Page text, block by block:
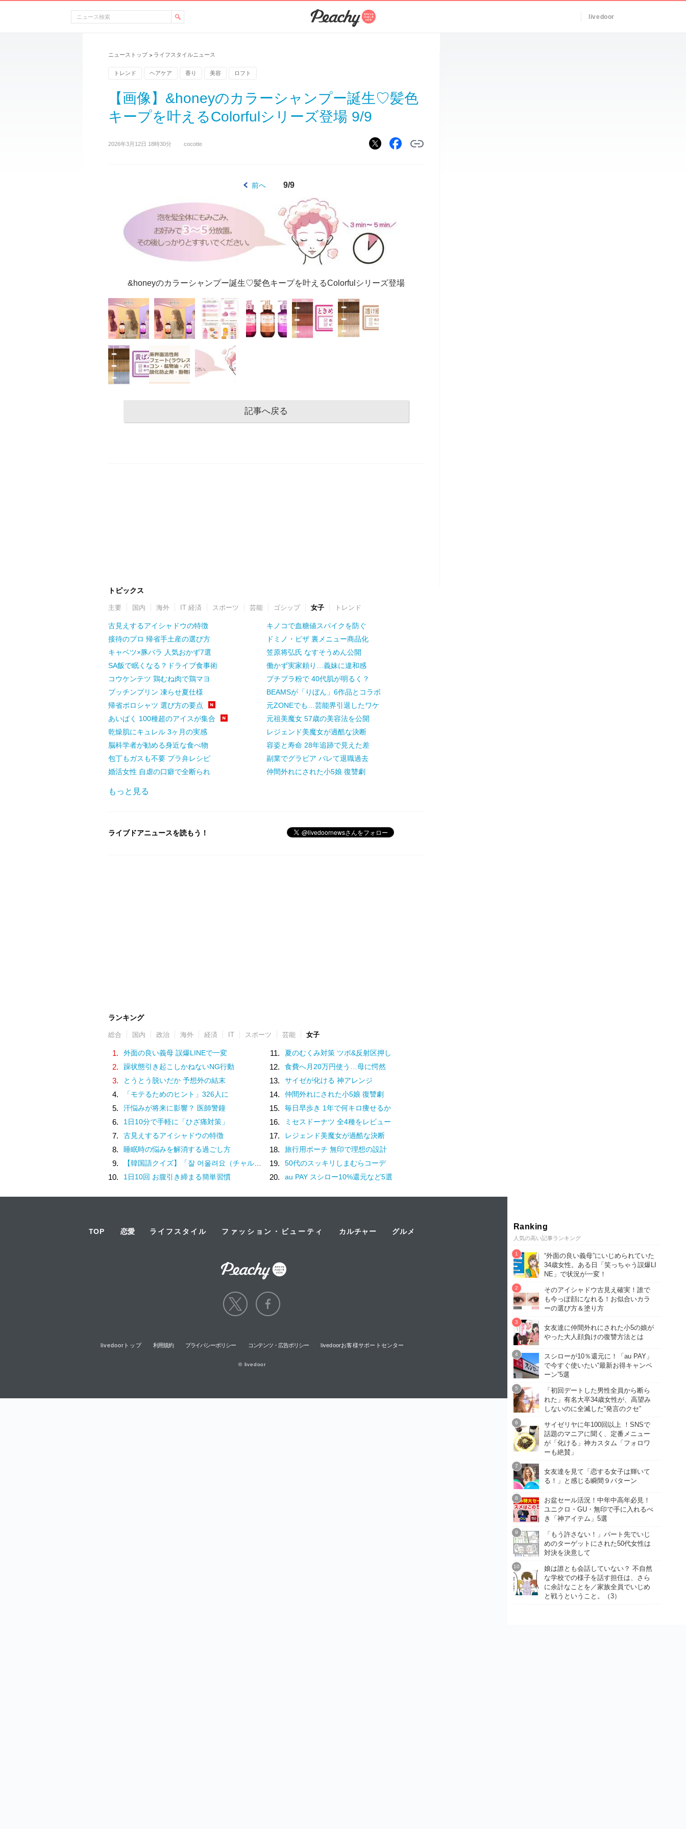
livedoor
ニューストップ > ライフスタイルニュース
トレンド ヘアケア 香り 美容 ロフト
【画像】&honeyのカラーシャンプー誕生♡髪色
キープを叶えるColorfulシリーズ登場 9/9
2026年3月12日 18時30分 cocotte
前へ 9/9
&honeyのカラーシャンプー誕生♡髪色キープを叶えるColorfulシリーズ登場
記事へ戻る
トピックス
主要 国内 海外 IT 経済 スポーツ 芸能 ゴシップ 女子 トレンド
古見えするアイシャドウの特徴
接待のプロ 帰省手土産の選び方
キャベツ×豚バラ 人気おかず7選
SA飯で眠くなる？ドライブ食事術
コウケンテツ 鶏むね肉で鶏マヨ
プッチンプリン 凍らせ夏仕様
帰省ポロシャツ 選び方の要点
あいぱく 100種超のアイスが集合
乾燥肌にキュレル 3ヶ月の実感
脳科学者が勧める身近な食べ物
包丁もガスも不要 プラ弁レシピ
婚活女性 自虐の口癖で全断られ
キノコで血糖値スパイクを防ぐ
ドミノ・ピザ 裏メニュー商品化
笠原将弘氏 なすそうめん公開
働かず実家頼り…義妹に違和感
プチプラ粉で 40代肌が明るく？
BEAMSが「りぼん」6作品とコラボ
元ZONEでも…芸能界引退したワケ
元祖美魔女 57歳の美容法を公開
レジェンド美魔女が過酷な決断
容姿と寿命 28年追跡で見えた差
副業でグラビア バレて退職過去
仲間外れにされた小5娘 復讐劇
もっと見る
ライブドアニュースを読もう！
ランキング
総合 国内 政治 海外 経済 IT スポーツ 芸能 女子
1. 外面の良い義母 誤爆LINEで一変
2. 躁状態引き起こしかねないNG行動
3. とうとう脱いだか 予想外の結末
4. 「モテるためのヒント」326人に
5. 汗悩みが将来に影響？ 医師警鐘
6. 1日10分で手軽に「ひざ痛対策」
7. 古見えするアイシャドウの特徴
8. 睡眠時の悩みを解消する過ごし方
9. 【韓国語クイズ】「잘 어울려요（チャル オウルリョヨ）」の意味は？褒め言葉です♡
10. 1日10回 お腹引き締まる簡単習慣
11. 夏のむくみ対策 ツボ&反射区押し
12. 食費へ月20万円使う…母に愕然
13. サイゼが化ける 神アレンジ
14. 仲間外れにされた小5娘 復讐劇
15. 毎日早歩き 1年で何キロ痩せるか
16. ミセスドーナツ 全4種をレビュー
17. レジェンド美魔女が過酷な決断
18. 旅行用ポーチ 無印で理想の設計
19. 50代のスッキリしまむらコーデ
20. au PAY スシロー10%還元など5選
Ranking
人気の高い記事ランキング
“外面の良い義母”にいじめられていた
34歳女性。ある日「笑っちゃう誤爆LI
NE」で状況が一変！
そのアイシャドウ古見え確実！誰で
も今っぽ顔になれる！お似合いカラ
ーの選び方＆塗り方
女友達に仲間外れにされた小5の娘が
やった大人顔負けの復讐方法とは
スシローが10％還元に！「au PAY」
で今すぐ使いたい“最新お得キャンペ
ーン”5選
「初回デートした男性全員から断ら
れた」有名大卒34歳女性が、高望み
しないのに全滅した“発言のクセ”
サイゼリヤに年100回以上 ！SNSで
話題のマニアに聞く、定番メニュー
が「化ける」神カスタム「フォロワ
ーも絶賛」
女友達を見て「恋する女子は輝いて
る！」と感じる瞬間９パターン
お盆セール活況！中年中高年必見！
ユニクロ・GU・無印で手に入れるべ
き「神アイテム」5選
「もう許さない！」パート先でいじ
めのターゲットにされた50代女性は
対決を決意して
娘は誰とも会話していない？ 不自然
な学校での様子を話す担任は、さら
に余計なことを／家族全員でいじめ
と戦うということ。（3）
TOP 恋愛 ライフスタイル ファッション・ビューティ カルチャー グルメ
livedoorトップ 利用規約 プライバシーポリシー コンテンツ・広告ポリシー livedoorお客様サポートセンター
© livedoor